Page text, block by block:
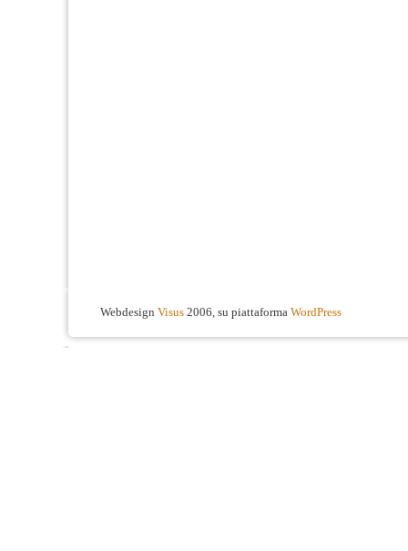
Webdesign Visus 2006, su piattaforma WordPress